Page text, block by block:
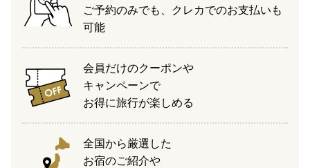
ご予約のみでも、クレカでのお支払いも
可能
会員だけのクーポンや
キャンペーンで
お得に旅行が楽しめる
全国から厳選した
お宿のご紹介や